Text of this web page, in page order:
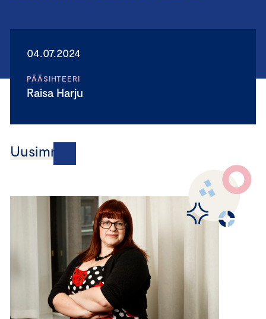
04.07.2024
PÄÄSIHTEERI
Raisa Harju
Uusimmat